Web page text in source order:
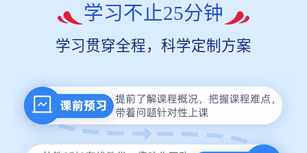
学习不止25分钟
学习贯穿全程，科学定制方案